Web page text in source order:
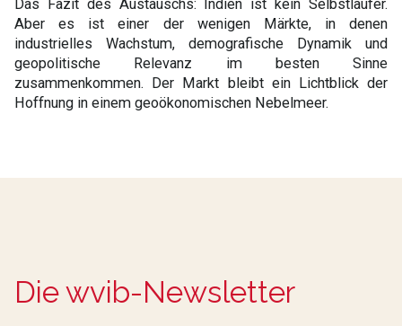
Das Fazit des Austauschs: Indien ist kein Selbstläufer.
Aber es ist einer der wenigen Märkte, in denen
industrielles Wachstum, demografische Dynamik und
geopolitische Relevanz im besten Sinne
zusammenkommen. Der Markt bleibt ein Lichtblick der
Hoffnung in einem geoökonomischen Nebelmeer.
Die wvib-Newsletter